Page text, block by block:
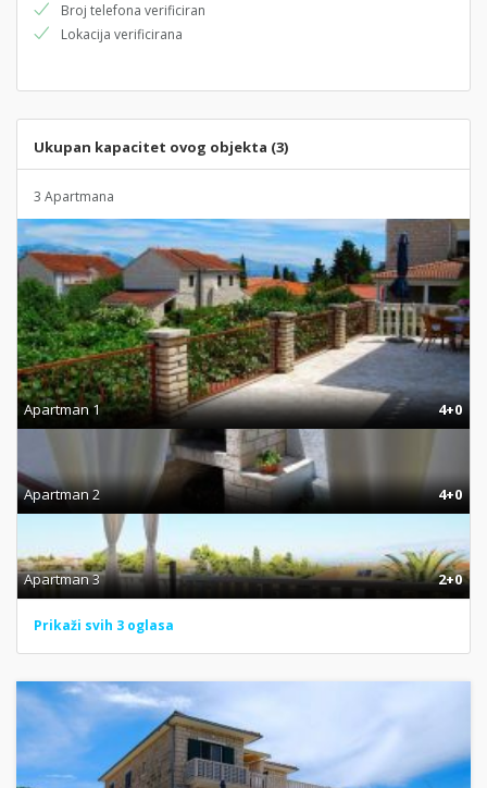
Broj telefona verificiran
Lokacija verificirana
Ukupan kapacitet ovog objekta (3)
3 Apartmana
Apartman 1 4+0
Apartman 2 4+0
Apartman 3 2+0
Prikaži svih 3 oglasa